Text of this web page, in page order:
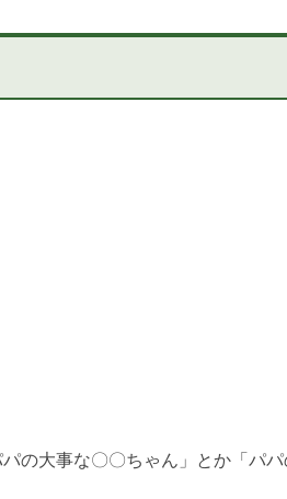
の大事な〇〇ちゃん」とか「パパ